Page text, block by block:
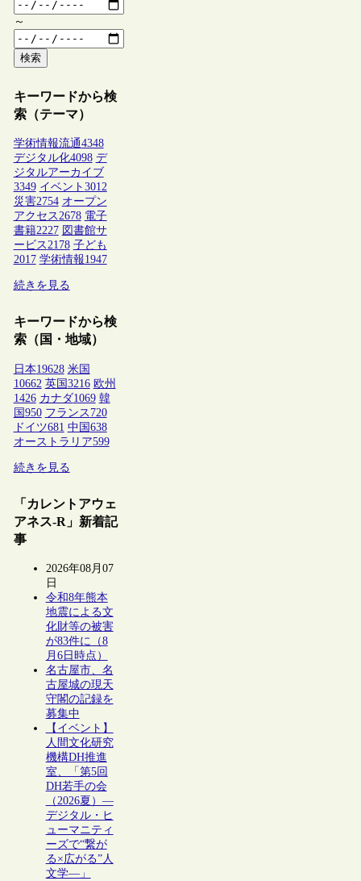
～
検索
キーワードから検
索（テーマ）
学術情報流通4348
デジタル化4098 デ
ジタルアーカイブ
3349 イベント 3012
災害2754 オープン
アクセス2678 電子
書籍2227 図書館サ
ービス2178 子ども
2017 学術情報1947
続きを見る
キーワードから検
索（国・地域）
日本19628 米国
10662 英国3216 欧州
1426 カナダ1069 韓
国950 フランス 720
ドイツ681 中国638
オーストラリア599
続きを見る
「カレントアウェ
アネス-R」新着記
事
2026年08月07
日
令和8年熊本
地震による文
化財等の被害
が83件に（8
月6日時点）
名古屋市、名
古屋城の現天
守閣の記録を
募集中
【イベント】
人間文化研究
機構DH推進
室、「第5回
DH若手の会
（2026夏）―
デジタル・ヒ
ューマニティ
ーズで“繋が
る×広がる”人
文学―」